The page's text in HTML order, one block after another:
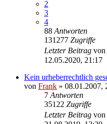
2
3
4
88 Antworten
131277 Zugriffe
Letzter Beitrag von
12.05.2020, 21:17
Kein urheberrechtlich
von Frank » 08.01.2007,
7 Antworten
35122 Zugriffe
Letzter Beitrag von